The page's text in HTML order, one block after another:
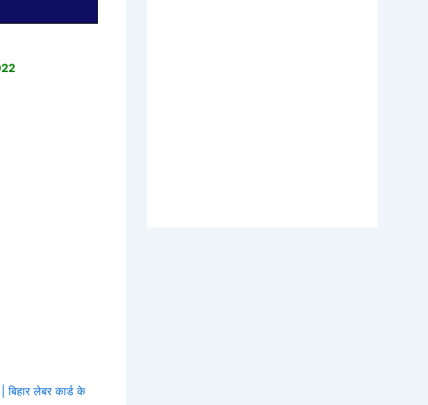
लेबर कार्ड के